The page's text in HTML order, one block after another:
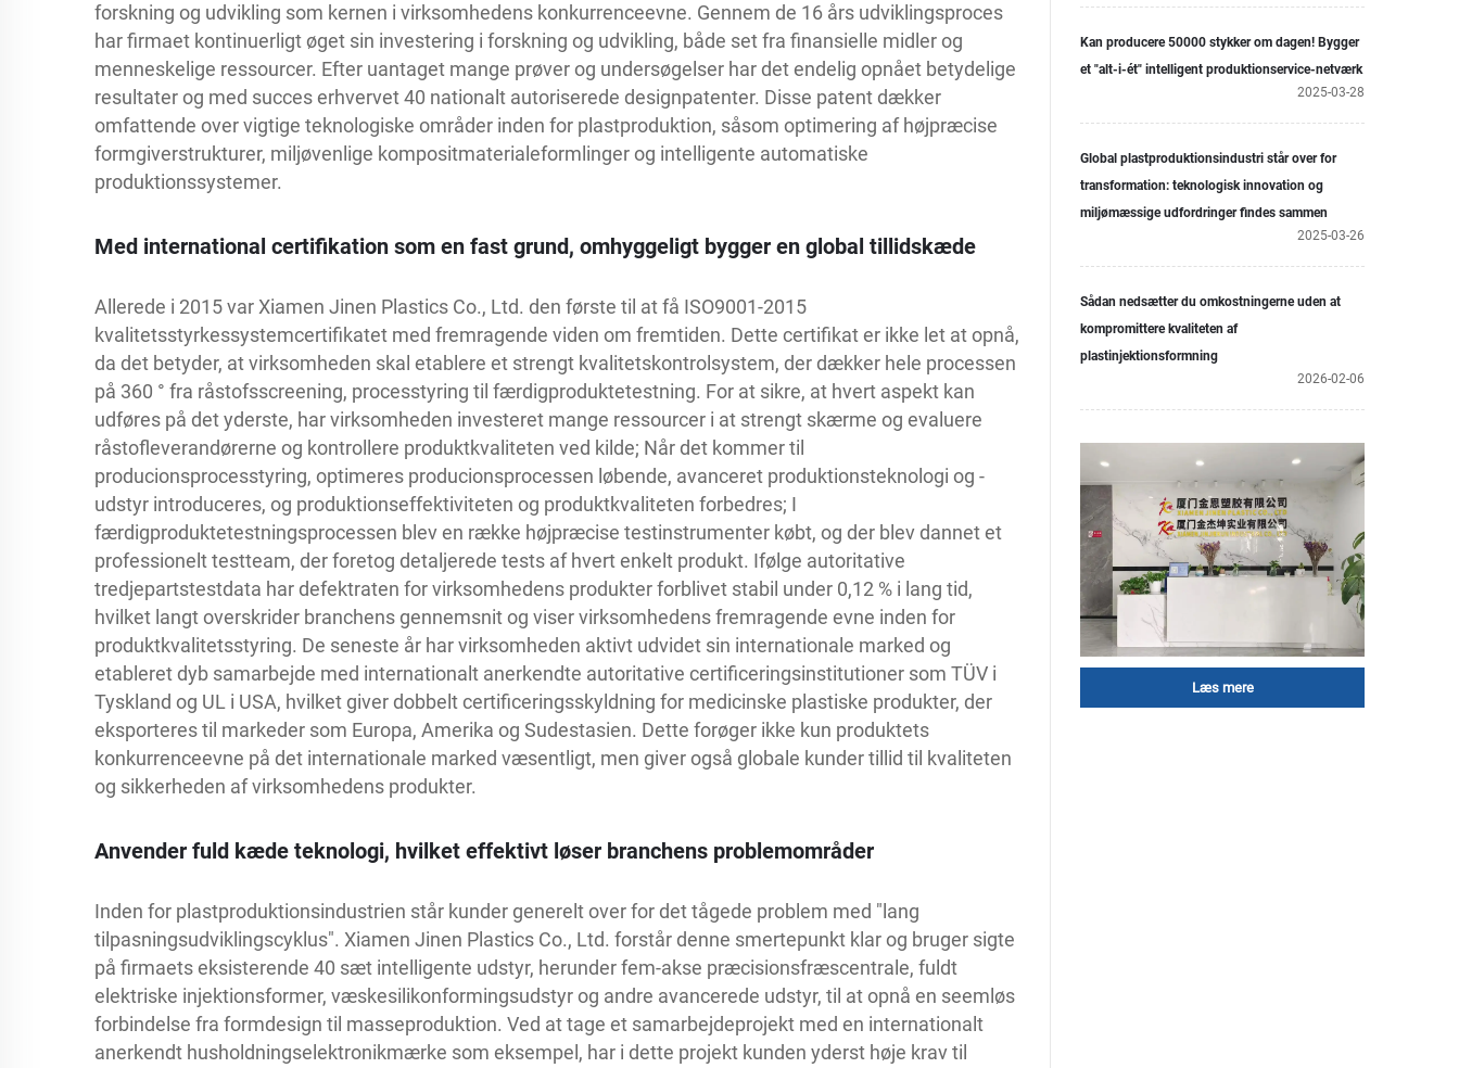
forskning og udvikling som kernen i virksomhedens konkurrenceevne. Gennem de 16 års udviklingsproces
har firmaet kontinuerligt øget sin investering i forskning og udvikling, både set fra finansielle midler og
menneskelige ressourcer. Efter uantaget mange prøver og undersøgelser har det endelig opnået betydelige
resultater og med succes erhvervet 40 nationalt autoriserede designpatenter. Disse patent dækker
omfattende over vigtige teknologiske områder inden for plastproduktion, såsom optimering af højpræcise
formgiverstrukturer, miljøvenlige kompositmaterialeformlinger og intelligente automatiske
produktionssystemer.
Med international certifikation som en fast grund, omhyggeligt bygger en global tillidskæde
Allerede i 2015 var Xiamen Jinen Plastics Co., Ltd. den første til at få ISO9001-2015
kvalitetsstyrkessystemcertifikatet med fremragende viden om fremtiden. Dette certifikat er ikke let at opnå,
da det betyder, at virksomheden skal etablere et strengt kvalitetskontrolsystem, der dækker hele processen
på 360 ° fra råstofsscreening, processtyring til færdigproduktetestning. For at sikre, at hvert aspekt kan
udføres på det yderste, har virksomheden investeret mange ressourcer i at strengt skærme og evaluere
råstofleverandørerne og kontrollere produktkvaliteten ved kilde; Når det kommer til
producionsprocesstyring, optimeres producionsprocessen løbende, avanceret produktionsteknologi og -
udstyr introduceres, og produktionseffektiviteten og produktkvaliteten forbedres; I
færdigproduktetestningsprocessen blev en række højpræcise testinstrumenter købt, og der blev dannet et
professionelt testteam, der foretog detaljerede tests af hvert enkelt produkt. Ifølge autoritative
tredjepartstestdata har defektraten for virksomhedens produkter forblivet stabil under 0,12 % i lang tid,
hvilket langt overskrider branchens gennemsnit og viser virksomhedens fremragende evne inden for
produktkvalitetsstyring. De seneste år har virksomheden aktivt udvidet sin internationale marked og
etableret dyb samarbejde med internationalt anerkendte autoritative certificeringsinstitutioner som TÜV i
Tyskland og UL i USA, hvilket giver dobbelt certificeringsskyldning for medicinske plastiske produkter, der
eksporteres til markeder som Europa, Amerika og Sudestasien. Dette forøger ikke kun produktets
konkurrenceevne på det internationale marked væsentligt, men giver også globale kunder tillid til kvaliteten
og sikkerheden af virksomhedens produkter.
Anvender fuld kæde teknologi, hvilket effektivt løser branchens problemområder
Inden for plastproduktionsindustrien står kunder generelt over for det tågede problem med "lang
tilpasningsudviklingscyklus". Xiamen Jinen Plastics Co., Ltd. forstår denne smertepunkt klar og bruger sigte
på firmaets eksisterende 40 sæt intelligente udstyr, herunder fem-akse præcisionsfræscentrale, fuldt
elektriske injektionsformer, væskesilikonformingsudstyr og andre avancerede udstyr, til at opnå en seemløs
forbindelse fra formdesign til masseproduktion. Ved at tage et samarbejdeprojekt med en internationalt
anerkendt husholdningselektronikmærke som eksempel, har i dette projekt kunden yderst høje krav til
Kan producere 50000 stykker om dagen! Bygger
et "alt-i-ét" intelligent produktionservice-netværk
2025-03-28
Global plastproduktionsindustri står over for
transformation: teknologisk innovation og
miljømæssige udfordringer findes sammen
2025-03-26
Sådan nedsætter du omkostningerne uden at
kompromittere kvaliteten af
plastinjektionsformning
2026-02-06
Læs mere